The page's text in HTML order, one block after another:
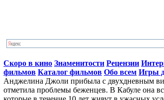
Скоро в кино Знаменитости Рецензии
фильмов Каталог фильмов Обо всем Игры
Анджелина Джоли прибыла с двухдневным
отметила проблемы беженцев. В Кабуле она